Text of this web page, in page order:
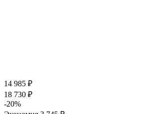
14 985 ₽
18 730 ₽
-20%